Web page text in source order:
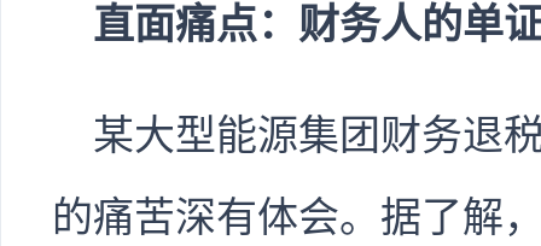
直面痛点：财务人的单
某大型能源集团财务退
的痛苦深有体会。据了解